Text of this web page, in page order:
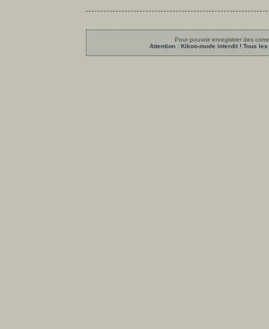
Pour pouvoir enregistrer des
Attention : Kikoo-mode interdit ! Tous